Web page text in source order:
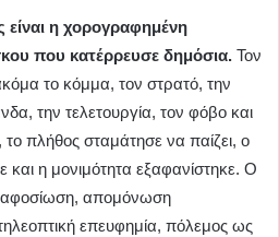
η χορογραφημένη
που κατέρρευσε δημόσια. Τον
το κόμμα, τον στρατό, την
την τελετουργία, τον φόβο και
το πλήθος σταμάτησε να παίζει, ο
και η μονιμότητα εξαφανίστηκε. Ο
αφοσίωση, απομόνωση
επευφημία, πόλεμος ως